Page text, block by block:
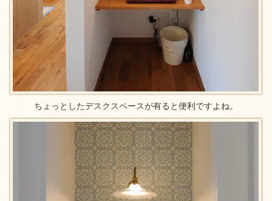
ちょっとしたデスクスペースが有ると便利ですよね。